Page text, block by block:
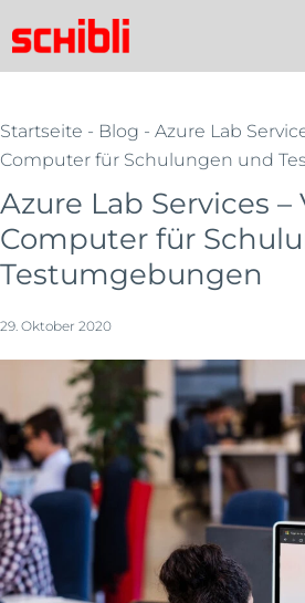
to
main
Schibli-
Kontakt Suchen
Startseite - Blog - Azure Lab
Computer für Schulungen und
Azure Lab Services
Computer für
Testumgebungen
29. Oktober 2020